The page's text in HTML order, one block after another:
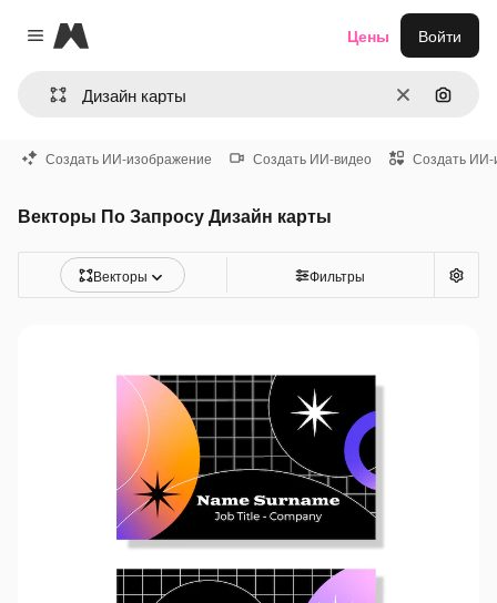
Close menu
Magnific
ОчиститьПоиск
Цены Войти
Создать ИИ-изображение Создать ИИ-видео Создать ИИ-
Векторы По Запросу Дизайн карты
Векторы Фильтры